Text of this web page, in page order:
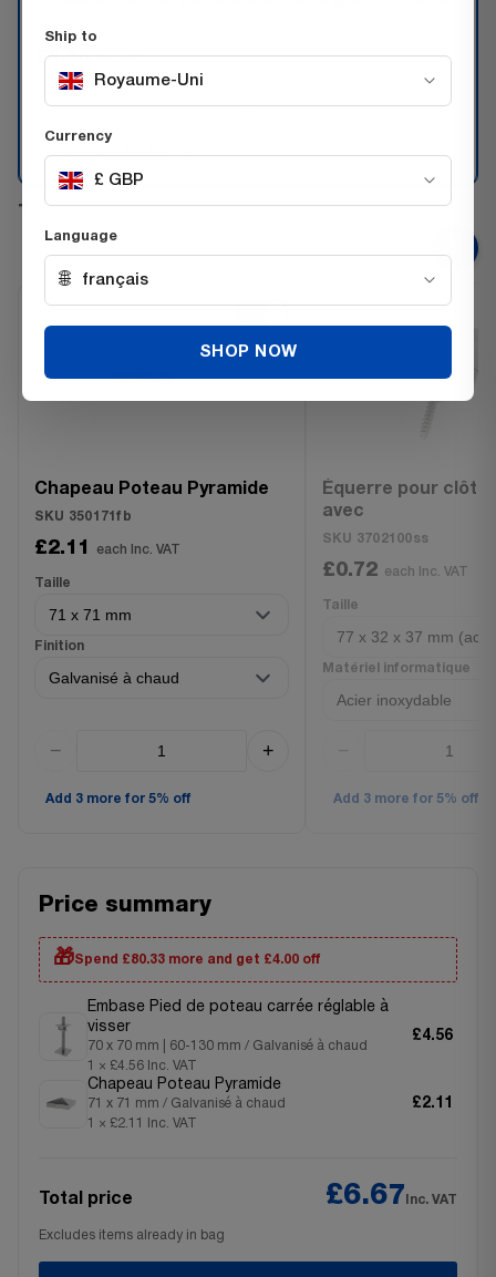
£4.56 Inc. VAT
− +
+
Chapeau Poteau Pyramide
SKU 350171fb
£2.11 each Inc. VAT
Taille
Finition
− +
Add 3 more for 5% off
Équerre pour
avec
SKU 3702100ss
£0.72 each Inc. VAT
Taille
Matériel informatique
Add 3 more for 5% off
Price summary
🎁Spend £80.33 more and get £4.00 off
Embase Pied de poteau carrée réglable à
visser
70 x 70 mm | 60-130 mm / Galvanisé à chaud
1 × £4.56 Inc. VAT
£4.56
Chapeau Poteau Pyramide
71 x 71 mm / Galvanisé à chaud
1 × £2.11 Inc. VAT
£2.11
Total price £6.67 Inc. VAT
Excludes items already in bag
Ship to
Royaume-Uni
Currency
£ GBP
Language
🌐 français
SHOP NOW